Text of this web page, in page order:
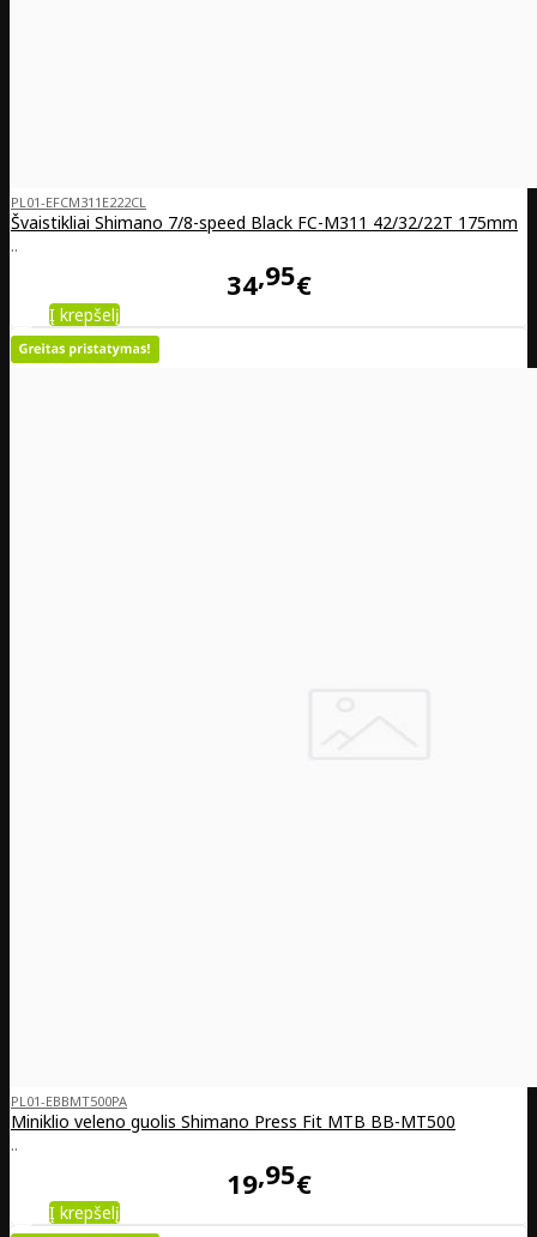
PL01-EFCM311E222CL
Švaistikliai Shimano 7/8-speed Black FC-M311 42/32/22T 175mm
..
34 95€
Į krepšelį
PL01-EBBMT500PA
Miniklio veleno guolis Shimano Press Fit MTB BB-MT500
..
19 95€
Į krepšelį